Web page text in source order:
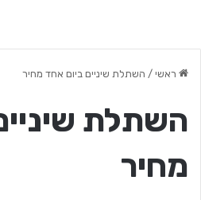
ראשי / השתלת שיניים ביום אחד מחיר
השתלת
מחיר